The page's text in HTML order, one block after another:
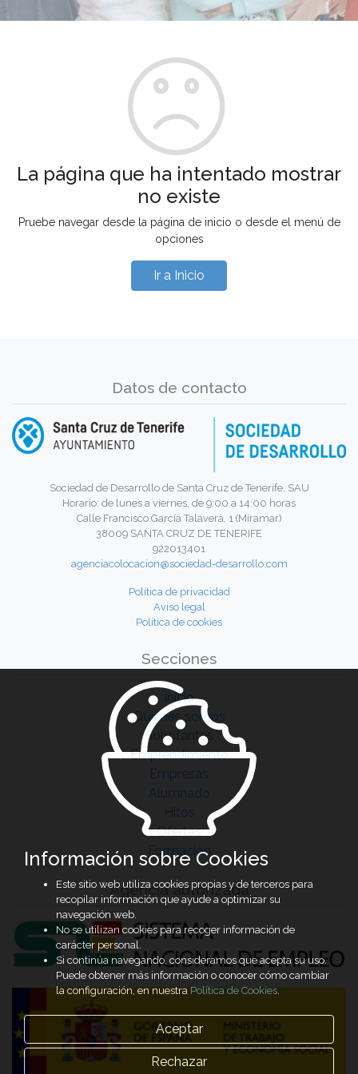
La página que ha intentado mostrar
no existe
Pruebe navegar desde la página de inicio o desde el menú de
opciones
Ir a Inicio
Datos de contacto
Sociedad de Desarrollo de Santa Cruz de Tenerife, SAU
Horario: de lunes a viernes, de 9:00 a 14:00 horas
Calle Francisco García Talavera, 1 (Miramar)
38009 SANTA CRUZ DE TENERIFE
922013401
agenciacolocacion@sociedad-desarrollo.com
Política de privacidad
Aviso legal
Política de cookies
Secciones
Inicio
Quiénes somos
Solicitantes
Emprendimiento
Empresas
Alumnado
Hitos
Ofertas
Formación
Agencia autorizada
Información sobre Cookies
Este sitio web utiliza cookies propias y de terceros para
recopilar información que ayude a optimizar su
navegación web.
No se utilizan cookies para recoger información de
carácter personal.
Si continúa navegando, consideramos que acepta su uso.
Puede obtener más información o conocer cómo cambiar
la configuración, en nuestraPolítica de Cookies.
Aceptar
Rechazar